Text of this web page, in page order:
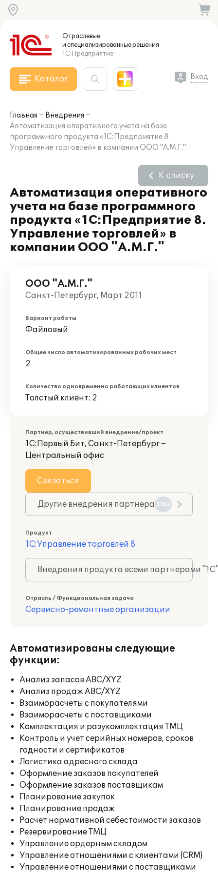
Отраслевые
и специализированныерешения
1С:Предприятие
Каталог Вход
Главная
Внедрения
Автоматизация оперативного учета на базе
программного продукта «1С:Предприятие 8.
Управление торговлей» в компании ООО "А.М.Г."
Автоматизация оперативного
учета на базе программного
продукта «1С:Предприятие 8.
Управление торговлей» в
компании ООО "А.М.Г."
К списку
ООО "А.М.Г."
Санкт-Петербург, Март 2011
Вариант работы
Файловый
Общее число автоматизированных рабочих мест
2
Количество одновременно работающих клиентов
Толстый клиент: 2
Партнер, осуществивший внедрение/проект
1С:Первый Бит, Санкт-Петербург –
Центральный офис
Связаться
Другие внедрения партнера 2162
Продукт
1С:Управление торговлей 8
Внедрения продукта всеми партнерами
Отрасль / Функциональная задача
Сервисно-ремонтные организации
Автоматизированы следующие
функции:
Анализ запасов ABC/XYZ
Анализ продаж ABC/XYZ
Взаиморасчеты с покупателями
Взаиморасчеты с поставщиками
Комплектация и разукомплектация ТМЦ
Контроль и учет серийных номеров, сроков
годности и сертификатов
Логистика адресного склада
Оформление заказов покупателей
Оформление заказов поставщикам
Планирование закупок
Планирование продаж
Расчет нормативной себестоимости заказов
Резервирование ТМЦ
Управление ордерным складом
Управление отношениями с клиентами (CRM)
Управление отношениями с поставщиками